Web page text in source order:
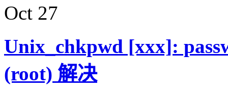
Oct 27
Unix_chkpwd [xxx]:
(root) 解决